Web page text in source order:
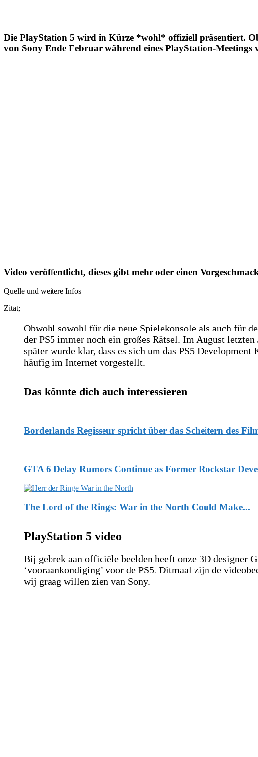
Die PlayStation 5 wird in Kürze *wohl* offiziell präsentiert.
von Sony Ende Februar während eines PlayStation-
Video veröffentlicht, dieses gibt mehr oder einen
Quelle und weitere Infos
Zitat;
Obwohl sowohl für die neue Spielekonsole als auch für
der PS5 immer noch ein großes Rätsel. Im August letzten
später wurde klar, dass es sich um das PS5
häufig im Internet vorgestellt.
Das könnte dich auch interessieren
Borderlands Regisseur spricht über das Scheitern des
GTA 6 Delay Rumors Continue as Former Rockstar
The Lord of the Rings: War in the North Could Make...
PlayStation 5 video
Bij gebrek aan officiële beelden heeft onze 3D designer
‘vooraankondiging’ voor de PS5. Ditmaal zijn de
wij graag willen zien van Sony.